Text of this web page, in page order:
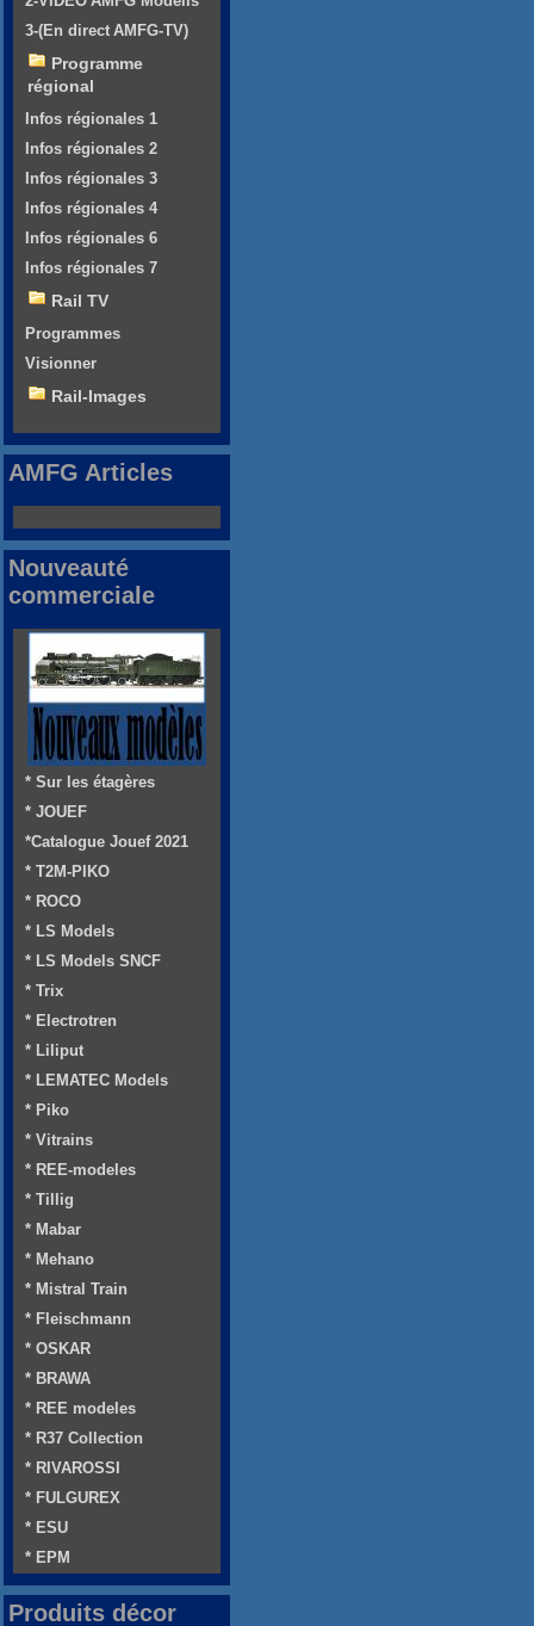
3-(En direct AMFG-TV)
Programme
régional
Infos régionales 1
Infos régionales 2
Infos régionales 3
Infos régionales 4
Infos régionales 6
Infos régionales 7
Rail TV
Programmes
Visionner
Rail-Images
AMFG Articles
Nouveauté
commerciale
* Sur les étagères
* JOUEF
*Catalogue Jouef 2021
* T2M-PIKO
* ROCO
* LS Models
* LS Models SNCF
* Trix
* Electrotren
* Liliput
* LEMATEC Models
* Piko
* Vitrains
* REE-modeles
* Tillig
* Mabar
* Mehano
* Mistral Train
* Fleischmann
* OSKAR
* BRAWA
* REE modeles
* R37 Collection
* RIVAROSSI
* FULGUREX
* ESU
* EPM
Produits décor